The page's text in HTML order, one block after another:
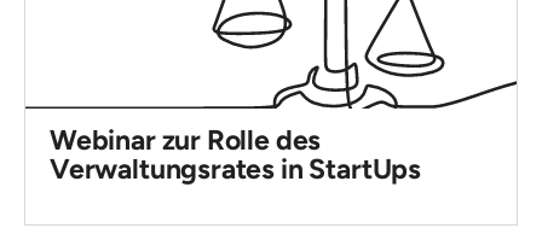
Webinar zur Rolle des
Verwaltungsrates in StartUps